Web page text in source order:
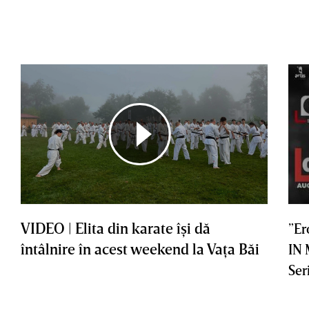
VIDEO | Elita din karate îşi dă
întâlnire în acest weekend la Vaţa Băi
IN